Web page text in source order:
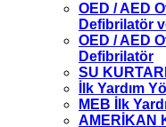
OED / AED
Defibrilatör
OED / AED
Defibrilatör
SU
İlk Yardım
MEB İlk
AMERİKAN